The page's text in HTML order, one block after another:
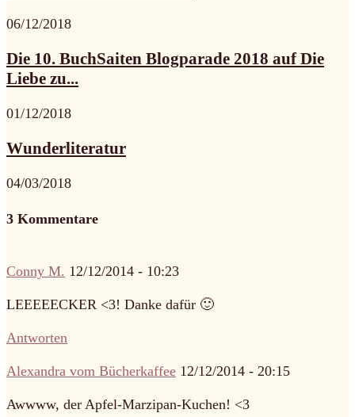
06/12/2018
Die 10. BuchSaiten Blogparade 2018 auf Die
Liebe zu...
01/12/2018
Wunderliteratur
04/03/2018
3 Kommentare
Conny M. 12/12/2014 - 10:23
LEEEEECKER <3! Danke dafür 🙂
Antworten
Alexandra vom Bücherkaffee 12/12/2014 - 20:15
Awwww, der Apfel-Marzipan-Kuchen! <3